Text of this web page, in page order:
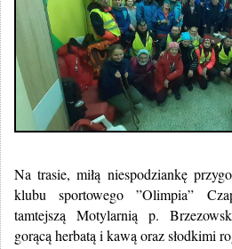
Na trasie, miłą niespodziankę
klubu sportowego ”Olimpia”
tamtejszą Motylarnią p.
gorącą herbatą i kawą oraz słodkimi